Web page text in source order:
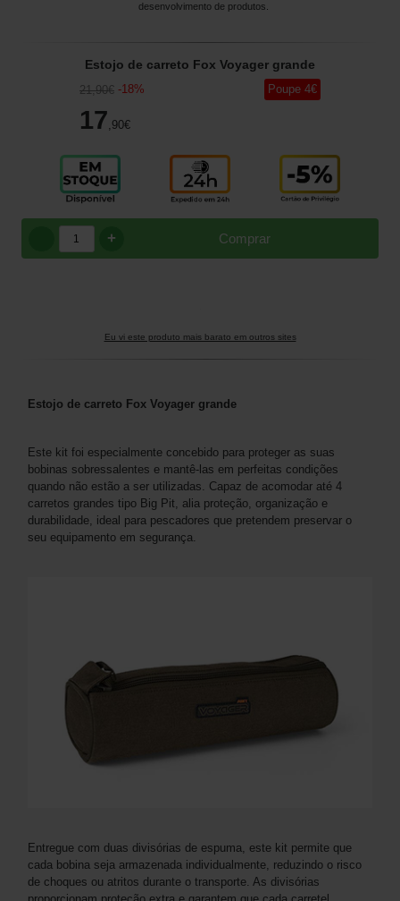
desenvolvimento de produtos.
Estojo de carreto Fox Voyager grande
21,90€ -18%
17 ,90€
Poupe 4€
Comprar
+
Eu vi este produto mais barato em outros sites
Estojo de carreto Fox Voyager grande
Este kit foi especialmente concebido para proteger as suas
bobinas sobressalentes e mantê-las em perfeitas condições
quando não estão a ser utilizadas. Capaz de acomodar até 4
carretos grandes tipo Big Pit, alia proteção, organização e
durabilidade, ideal para pescadores que pretendem preservar o
seu equipamento em segurança.
Entregue com duas divisórias de espuma, este kit permite que
cada bobina seja armazenada individualmente, reduzindo o risco
de choques ou atritos durante o transporte. As divisórias